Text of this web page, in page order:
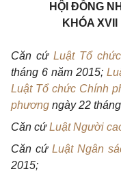
HỘI ĐỒNG
KHÓA
Căn cứ Luật Tổ
tháng 6 năm 2015;
Luật Tổ chức Chính
phương ngày 22
Căn cứLuật Người
Căn cứLuật Ngân
2015;